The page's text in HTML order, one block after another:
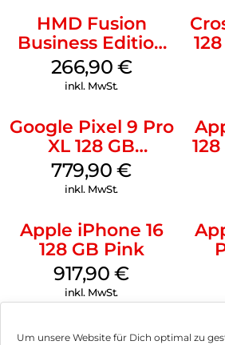
Um unsere Website für Dich optimal zu
HMD Fusion
Business Edition
256 GB Grey
266,90 €
inkl. MwSt.
Google Pixel 9 Pro
XL 128 GB
Obsidian
779,90€
inkl. MwSt.
Apple iPhone 16
128 GB Pink
917,90€
inkl. MwSt.